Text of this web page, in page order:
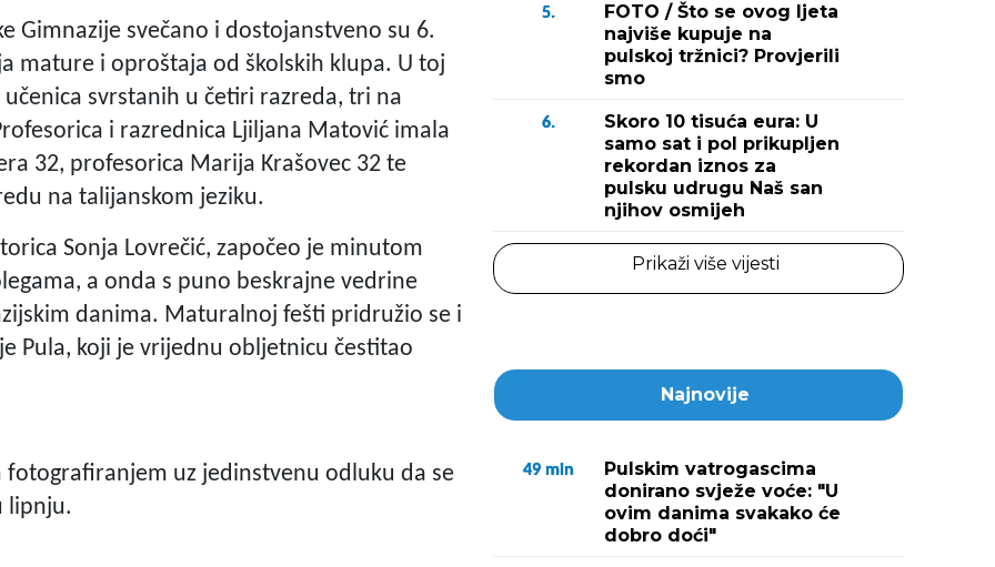
Gimnazije svečano i dostojanstveno su 6.
mature i oproštaja od školskih klupa. U toj
svrstanih u četiri razreda, tri na
i razrednica Ljiljana Matović imala
32, profesorica Marija Krašovec 32 te
na talijanskom jeziku.
Sonja Lovrečić, započeo je minutom
a onda s puno beskrajne vedrine
danima. Maturalnoj fešti pridružio se i
Pula, koji je vrijednu obljetnicu čestitao
uz jedinstvenu odluku da se
lipnju.
5.
FOTO / Što se ovog ljeta
najviše kupuje na
pulskoj tržnici? Provjerili
smo
6.
Skoro 10 tisuća eura: U
samo sat i pol prikupljen
rekordan iznos za
pulsku udrugu Naš san
njihov osmijeh
Prikaži više vijesti
Najnovije
49 min
Pulskim vatrogascima
donirano svježe voće: "U
ovim danima svakako će
dobro doći"